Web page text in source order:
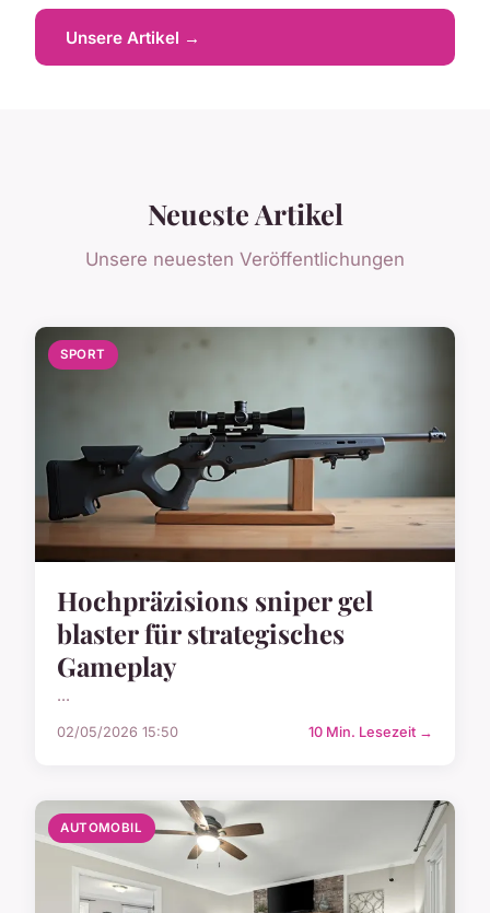
Unsere Artikel →
Neueste Artikel
Unsere neuesten Veröffentlichungen
SPORT
Hochpräzisions sniper gel
blaster für strategisches
Gameplay
...
02/05/2026 15:50 10 Min. Lesezeit →
AUTOMOBIL